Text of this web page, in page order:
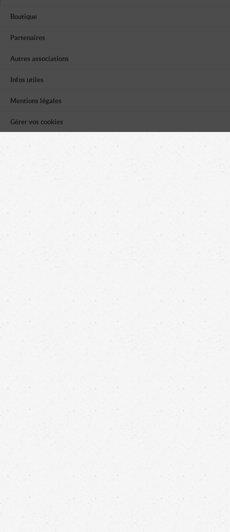
Boutique
Partenaires
Autres associations
Infos utiles
Mentions légales
Gérer vos cookies